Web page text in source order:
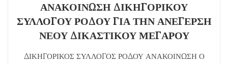
ΑΝΑΚΟΙΝΩΣΗ ΔΙΚΗΓΟΡΙΚΟΥ
ΣΥΛΛΟΓΟΥ ΡΟΔΟΥ ΓΙΑ ΤΗΝ ΑΝΕΓΕΡΣΗ
ΝΕΟΥ ΔΙΚΑΣΤΙΚΟΥ ΜΕΓΑΡΟΥ
ΔΙΚΗΓΟΡΙΚΟΣ ΣΥΛΛΟΓΟΣ ΡΟΔΟΥ ΑΝΑΚΟΙΝΩΣΗ Ο